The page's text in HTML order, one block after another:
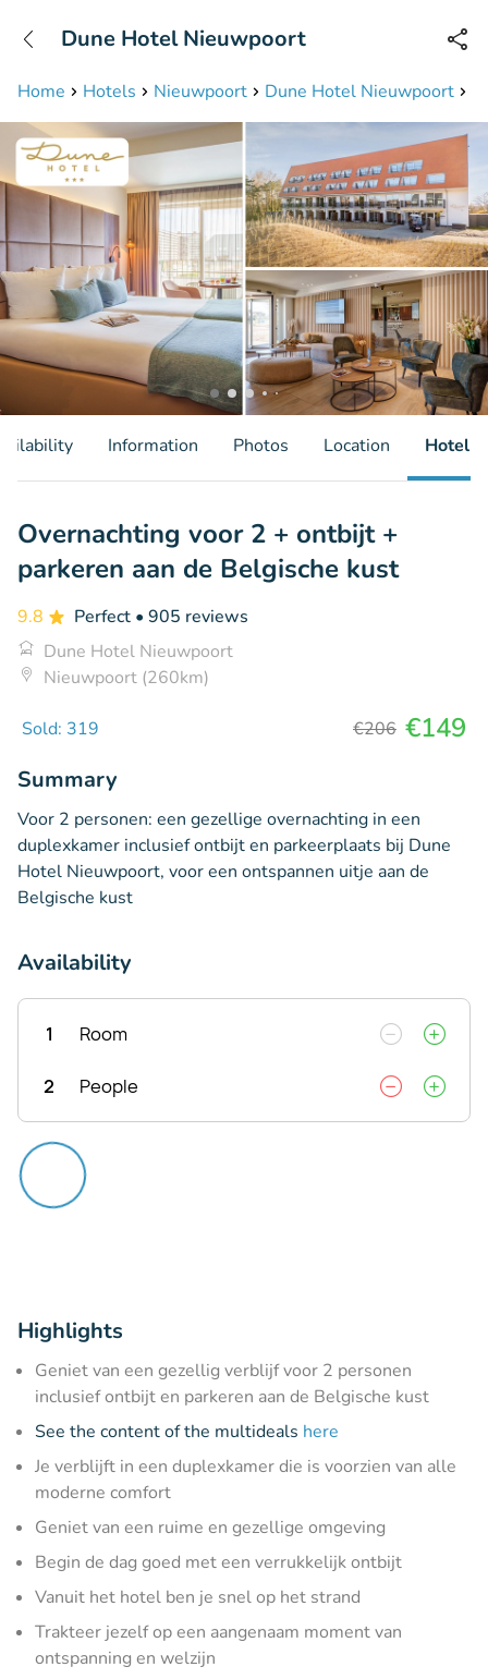
Available until 23:00
Home Hotels Nieuwpoort Dune Hotel Nieuwpoort
Dune Hotel Nieuwpoort
Information Photos Location Hotel
Overnachting voor 2 + ontbijt +
parkeren aan de Belgische kust
9.8 Perfect • 905 reviews
Dune Hotel Nieuwpoort
Nieuwpoort (260km)
Sold: 319 €206 €149
Summary
Voor 2 personen: een gezellige overnachting in een
duplexkamer inclusief ontbijt en parkeerplaats bij Dune
Hotel Nieuwpoort, voor een ontspannen uitje aan de
Belgische kust
Availability
1 Room
2 People
Highlights
Geniet van een gezellig verblijf voor 2 personen
inclusief ontbijt en parkeren aan de Belgische kust
See the content of the multideals here
Je verblijft in een duplexkamer die is voorzien van alle
moderne comfort
Geniet van een ruime en gezellige omgeving
Begin de dag goed met een verrukkelijk ontbijt
Vanuit het hotel ben je snel op het strand
Trakteer jezelf op een aangenaam moment van
ontspanning en welzijn